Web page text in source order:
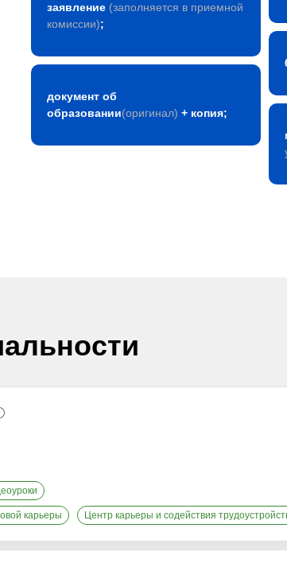
заявление (заполняется в приемной
комиссии);
документ об
образовании(оригинал) + копия;
карьеры Центр карьеры и содействия